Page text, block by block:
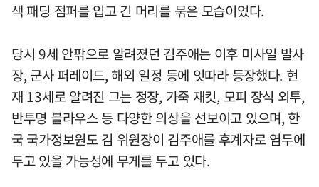
색 패딩 점퍼를 입고 긴 머리를 묶은 모습이었다.
당시 9세 안팎으로 알려졌던 김주애는 이후 미사일 발사
장, 군사 퍼레이드, 해외 일정 등에 잇따라 등장했다. 현
재 13세로 알려진 그는 정장, 가죽 재킷, 모피 장식 외투,
반투명 블라우스 등 다양한 의상을 선보이고 있으며, 한
국 국가정보원도 김 위원장이 김주애를 후계자로 염두에
두고 있을 가능성에 무게를 두고 있다.